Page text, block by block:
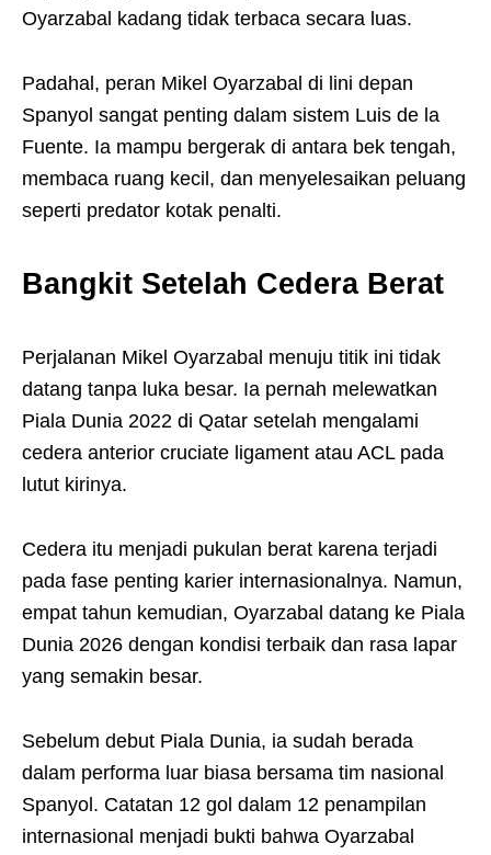
Oyarzabal kadang tidak terbaca secara luas.
Padahal, peran Mikel Oyarzabal di lini depan
Spanyol sangat penting dalam sistem Luis de la
Fuente. Ia mampu bergerak di antara bek tengah,
membaca ruang kecil, dan menyelesaikan peluang
seperti predator kotak penalti.
Bangkit Setelah Cedera Berat
Perjalanan Mikel Oyarzabal menuju titik ini tidak
datang tanpa luka besar. Ia pernah melewatkan
Piala Dunia 2022 di Qatar setelah mengalami
cedera anterior cruciate ligament atau ACL pada
lutut kirinya.
Cedera itu menjadi pukulan berat karena terjadi
pada fase penting karier internasionalnya. Namun,
empat tahun kemudian, Oyarzabal datang ke Piala
Dunia 2026 dengan kondisi terbaik dan rasa lapar
yang semakin besar.
Sebelum debut Piala Dunia, ia sudah berada
dalam performa luar biasa bersama tim nasional
Spanyol. Catatan 12 gol dalam 12 penampilan
internasional menjadi bukti bahwa Oyarzabal